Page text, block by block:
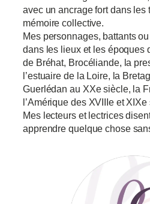
avec un ancrage fort dans les
mémoire collective.
Mes personnages, battants
dans les lieux et les époques
de Bréhat, Brocéliande, la
l’estuaire de la Loire, la
Guerlédan au XXe siècle, la
l’Amérique des XVIIIe et
Mes lecteurs et lectrices
apprendre quelque chose